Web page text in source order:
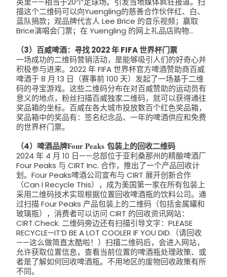
描这个二维码可以向Yuengling的慈善合作伙伴红、白、
蓝队捐款；观品牌代言人 Lee Brice 的音乐视频；赢取
Brice演唱会门票；在 Yuengling 的网上礼品店购物…
（3） 百威啤酒：寻找 2022 年 FIFA 世界杯门票
一场成功的二维码营销活动，是能够吸引人们的好奇心并
积极参与进来。2022 年 FIFA 世界杯官方啤酒赞助商百威
啤酒于 8 月 13 日（赛事前 100 天）发起了一场基于二维
码的寻宝游戏。 这些二维码分布在对百威赞助的运动员有
意义的地点，粉丝扫描百威独家二维码，就可以获得通往
奖品箱的坐标。百威在各大城市投放数百个红色奖品箱，
奖品箱中的奖品有：签名纪念品、一年的啤酒供应和免费
的世界杯门票。
（4）啤酒品牌Four Peaks 包装上的回收二维码
2024 年 4 月 10 日——总部位于亚利桑那州的精酿啤酒厂
Four Peaks 与 CIRT Inc. 合作，推出了一个产品回收计
划。Four Peaks啤酒公司宣布与 CIRT 展开创新合作
（Can I Recycle This），成为美国第一家在所有包装上
采用二维码技术实现根据位置回收啤酒瓶的饮料公司。 通
过扫描 Four Peaks 产品包装上的二维码（包括金属罐和
玻璃瓶），消费者可以访问 CIRT 的回收资讯网站：
CIRT.Check. 二维码旁边还有扫描引导文字：PLEASE
RECYCLE—IT’D BE A LOT COOLER IF YOU DID.（请回收
——这么做简直太酷啦！）扫描二维码后，会进入网站，
允许获取位置信息，查看当前位置的啤酒瓶处理政策、或
者是了解如何回收啤酒瓶。不用地区的废物回收政策有所
不同。